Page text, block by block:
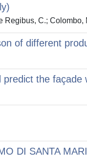
C.; Colombo,
of different
the façade
DI SANTA